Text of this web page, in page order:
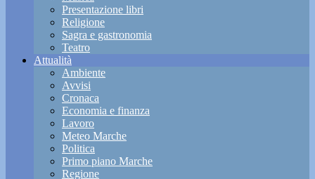
Presentazione libri
Religione
Sagra e gastronomia
Teatro
Attualità
Ambiente
Avvisi
Cronaca
Economia e finanza
Lavoro
Meteo Marche
Politica
Primo piano Marche
Regione